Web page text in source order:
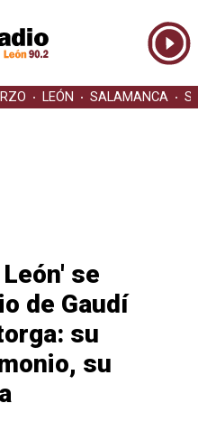
LEÓN SALAMANCA
se
de Gaudí
su
su